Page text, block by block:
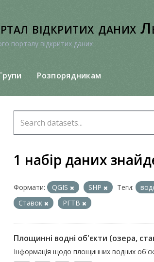
відкритих даних
порталу відкритих даних
Розпорядникам
1 набір даних
Формати: QGIS SHP Теги:
Ставок
РГТВ
Площинні водні об'єкти (озера,
Інформація щодо площинних водних